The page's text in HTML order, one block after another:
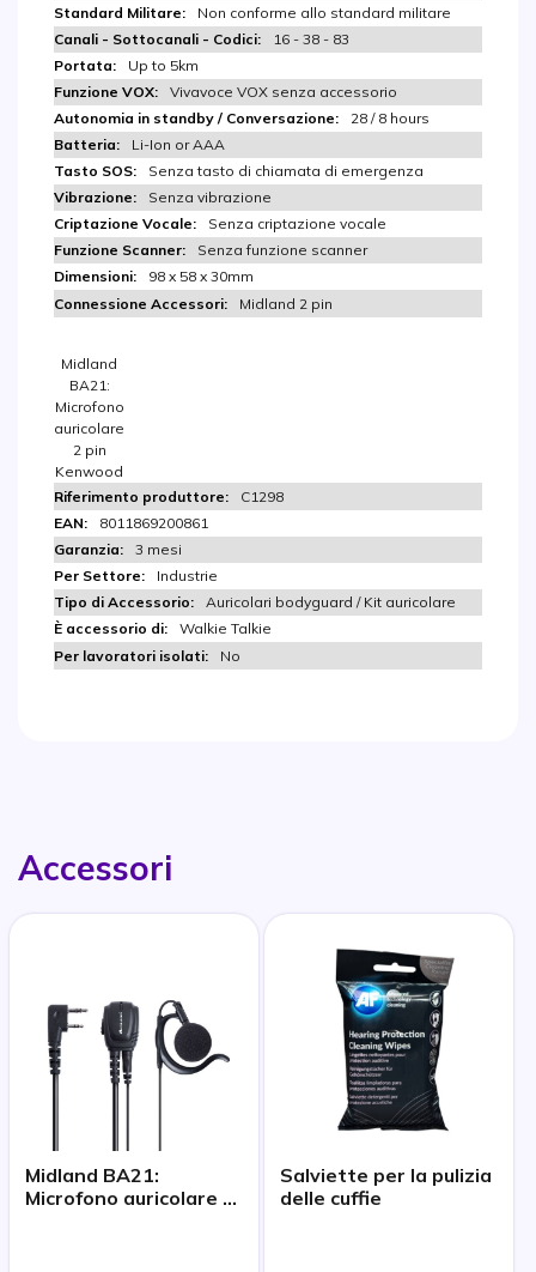
Non conforme allo standard militare
16 - 38 - 83
Up to 5km
Vivavoce VOX senza accessorio
28 / 8 hours
Li-Ion or AAA
Senza tasto di chiamata di emergenza
Senza vibrazione
Senza criptazione vocale
Senza funzione scanner
98 x 58 x 30mm
Midland 2 pin
Midland
BA21:
Microfono
auricolare
2 pin
Kenwood
C1298
8011869200861
3 mesi
Industrie
Auricolari bodyguard / Kit auricolare
Walkie Talkie
No
Accessori
Midland BA21:
Microfono auricolare 2
Salviette per la pulizia
delle cuffie